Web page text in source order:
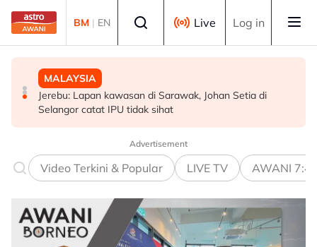
Skip to main content
BM | EN Live Log in
MALAYSIA
Akar reput, rongga pada pangkal punca pokok tumbang
- MBPP
POLITIK
WARISAN teliti rundingan kerusi bersama STAR, KDM
hadapi PRU16 - Shafie
MALAYSIA
Jerebu: Lapan kawasan di Sarawak, Johan Setia di
Selangor catat IPU tidak sihat
Advertisement
Video Terkini & Popular LIVE TV AWANI